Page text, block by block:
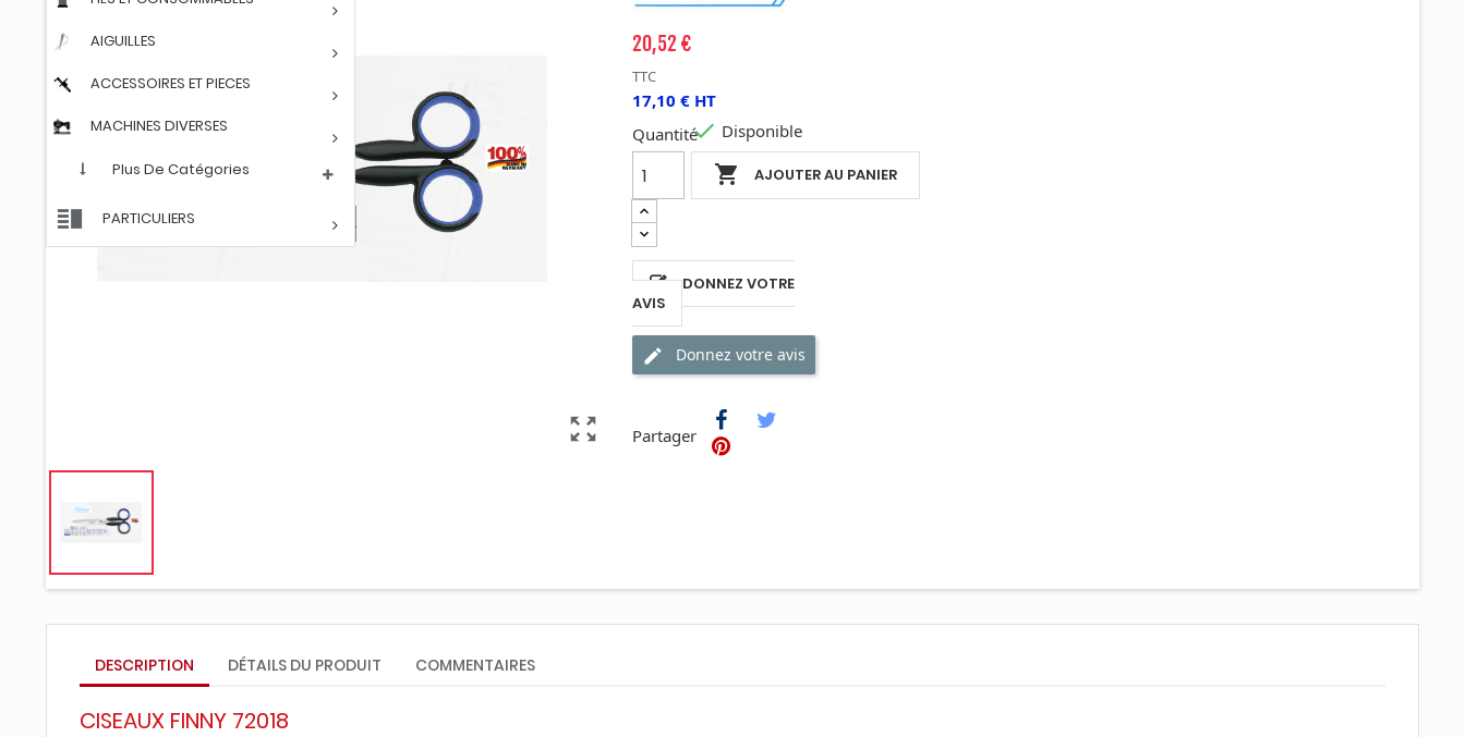
AIGUILLES
ACCESSOIRES ET PIECES
MACHINES DIVERSES
Plus De Catégories
PARTICULIERS
zoom_out_map
20,52 €
TTC
17,10 € HT
Quantité
 AJOUTER AU PANIER
 Disponible
DONNEZ VOTRE
AVIS
Donnez votre avis
Partager
DESCRIPTION DÉTAILS DU PRODUIT COMMENTAIRES
CISEAUX FINNY 72018